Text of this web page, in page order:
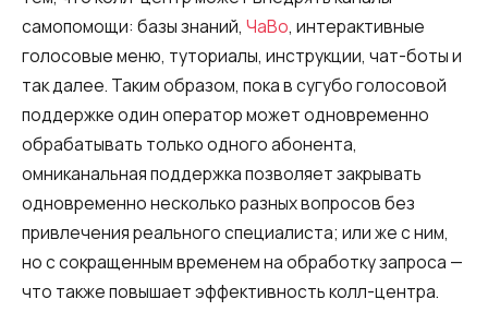
самопомощи: базы знаний, ЧаВо, интерактивные
голосовые меню, туториалы, инструкции, чат-боты и
так далее. Таким образом, пока в сугубо голосовой
поддержке один оператор может одновременно
обрабатывать только одного абонента,
омниканальная поддержка позволяет закрывать
одновременно несколько разных вопросов без
привлечения реального специалиста; или же с ним,
но с сокращенным временем на обработку запроса —
что также повышает эффективность колл-центра.